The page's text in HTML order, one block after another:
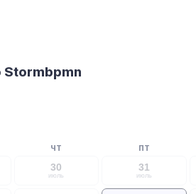
Stormbpmn
ЧТ ПТ
30
июль
31
июль